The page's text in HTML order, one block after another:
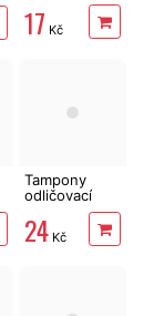
17 Kč
Tampony
odličovací
LINTEO 120
ks
24 Kč